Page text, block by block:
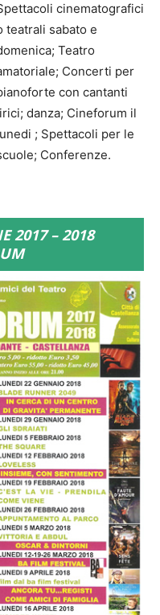
cinematografici
teatrali sabato e
Teatro
Concerti per
con cantanti
danza; Cineforum il
; Spettacoli per le
Conferenze.
2017 – 2018